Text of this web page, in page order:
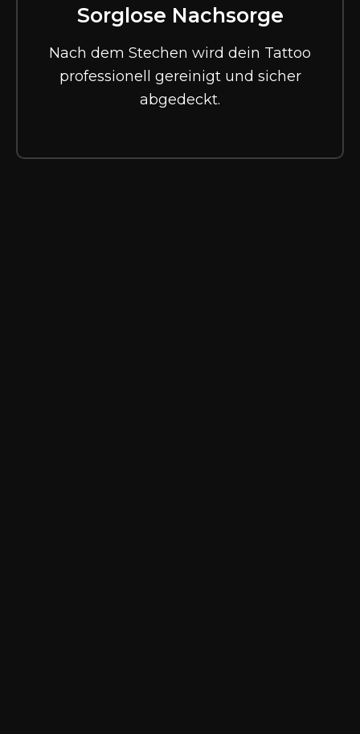
Sorglose Nachsorge
Nach dem Stechen wird dein Tattoo
professionell gereinigt und sicher
abgedeckt.